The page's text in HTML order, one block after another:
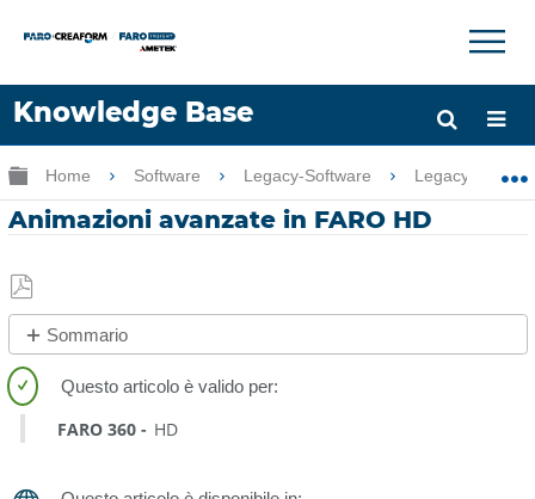
Knowledge Base
Lingua
Chiedere aiuto Accesso
×
Ingrandisci/riduci gerarchia globale
Home Software Legacy-Software Legacy-FARO
Animazioni avanzate in FARO HD
Salva
come
PDF
Sommario
No
intestazioni
FARO 360 HD